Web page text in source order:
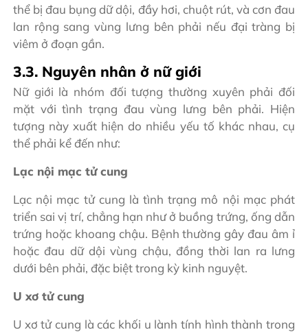
thể bị đau bụng dữ dội, đầy hơi, chuột rút, và cơn đau
lan rộng sang vùng lưng bên phải nếu đại tràng bị
viêm ở đoạn gần.
3.3. Nguyên nhân ở nữ giới
Nữ giới là nhóm đối tượng thường xuyên phải đối
mặt với tình trạng đau vùng lưng bên phải. Hiện
tượng này xuất hiện do nhiều yếu tố khác nhau, cụ
thể phải kể đến như:
Lạc nội mạc tử cung
Lạc nội mạc tử cung là tình trạng mô nội mạc phát
triển sai vị trí, chẳng hạn như ở buồng trứng, ống dẫn
trứng hoặc khoang chậu. Bệnh thường gây đau âm ỉ
hoặc đau dữ dội vùng chậu, đồng thời lan ra lưng
dưới bên phải, đặc biệt trong kỳ kinh nguyệt.
U xơ tử cung
U xơ tử cung là các khối u lành tính hình thành trong